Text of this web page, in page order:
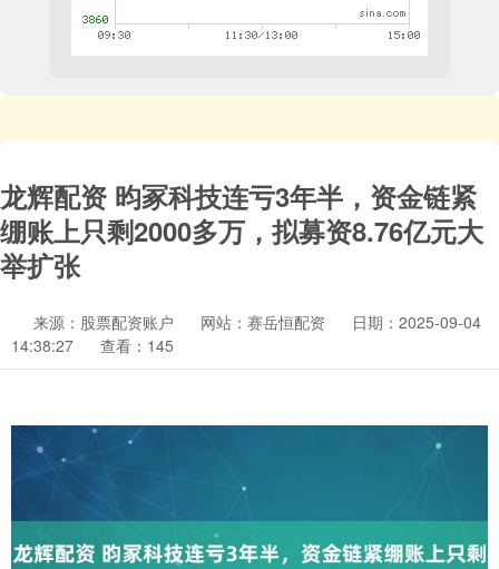
龙辉配资 昀冢科技连亏3年半，资金链紧
绷账上只剩2000多万，拟募资8.76亿元大
举扩张
来源：股票配资账户 网站：赛岳恒配资
日期：2025-09-04
14:38:27
查看：145